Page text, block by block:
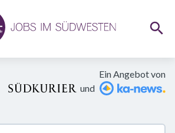
Ein Angebot von
und